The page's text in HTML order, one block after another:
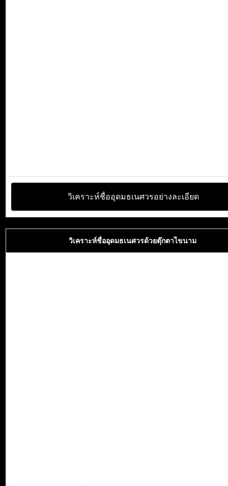
วิเคราะห์ชื่ออุดมธเนศวรอย่างละเอียด
วิเคราะห์ชื่ออุดมธเนศวรด้วยตุ๊กตาไขนาม